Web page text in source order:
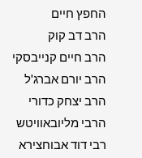
החפץ חיים
הרב דב קוק
הרב חיים קנייבסקי
הרב יורם אברג'ל
הרב יצחק כדורי
הרבי מליובאוויטש
רבי דוד אבוחצירא